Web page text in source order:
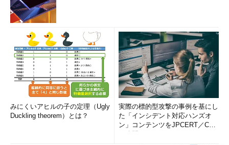
みにくいアヒルの子の定理（Ugly
Duckling theorem）とは？
実際の標的型攻撃の事例を基にし
た「インシデント対応ハンズオ
ン」コンテンツをJPCERT／CC